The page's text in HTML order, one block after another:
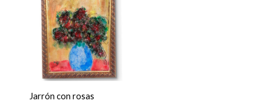
Jarrón con rosas